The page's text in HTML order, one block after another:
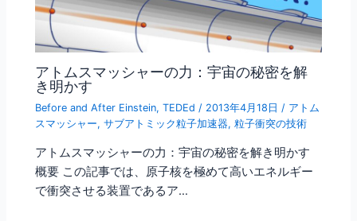
アトムスマッシャーの力：宇宙の秘密を解
き明かす
Before and After Einstein,TEDEd / 2013年4月18日 / アトム
スマッシャー,サブアトミック粒子加速器,粒子衝突の技術
アトムスマッシャーの力：宇宙の秘密を解き明かす
概要 この記事では、原子核を極めて高いエネルギー
で衝突させる装置であるア…